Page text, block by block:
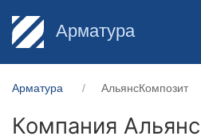
Арматура
Арматура АльянсКомпозит
Компания